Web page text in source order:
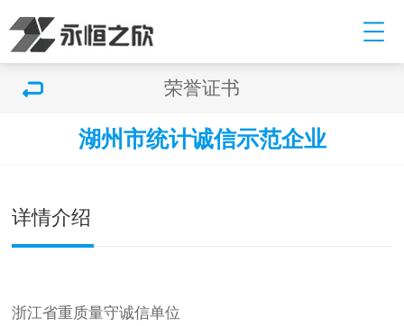
荣誉证书
湖州市统计诚信示范企业
详情介绍
浙江省重质量守诚信单位